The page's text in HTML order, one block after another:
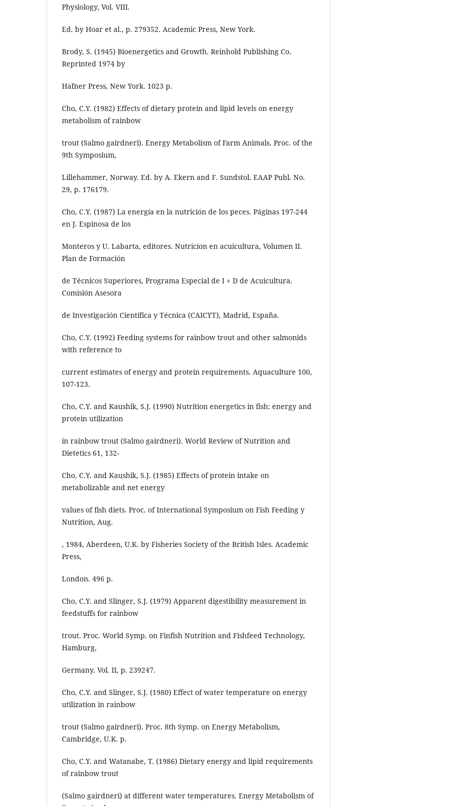
Physiology, Vol. VIII.
Ed. by Hoar et al., p. 279352. Academic Press, New York.
Brody, S. (1945) Bioenergetics and Growth. Reinhold Publishing Co.
Reprinted 1974 by
Hafner Press, New York. 1023 p.
Cho, C.Y. (1982) Effects of dietary protein and lipid levels on energy
metabolism of rainbow
trout (Salmo gairdneri). Energy Metabolism of Farm Animals. Proc. of the
9th Symposium,
Lillehammer, Norway. Ed. by A. Ekern and F. Sundstol. EAAP Publ. No.
29, p. 176179.
Cho, C.Y. (1987) La energía en la nutrición de los peces. Páginas 197-244
en J. Espinosa de los
Monteros y U. Labarta, editores. Nutricíon en acuicultura, Volumen II.
Plan de Formación
de Técnicos Superiores, Programa Especial de I + D de Acuicultura.
Comisión Asesora
de Investigación Científica y Técnica (CAICYT), Madrid, España.
Cho, C.Y. (1992) Feeding systems for rainbow trout and other salmonids
with reference to
current estimates of energy and protein requirements. Aquaculture 100,
107-123.
Cho, C.Y. and Kaushik, S.J. (1990) Nutrition energetics in fish: energy and
protein utilization
in rainbow trout (Salmo gairdneri). World Review of Nutrition and
Dietetics 61, 132-
Cho, C.Y. and Kaushik, S.J. (1985) Effects of protein intake on
metabolizable and net energy
values of fish diets. Proc. of International Symposium on Fish Feeding y
Nutrition, Aug.
, 1984, Aberdeen, U.K. by Fisheries Society of the British Isles. Academic
Press,
London. 496 p.
Cho, C.Y. and Slinger, S.J. (1979) Apparent digestibility measurement in
feedstuffs for rainbow
trout. Proc. World Symp. on Finfish Nutrition and Fishfeed Technology,
Hamburg,
Germany. Vol. II, p. 239247.
Cho, C.Y. and Slinger, S.J. (1980) Effect of water temperature on energy
utilization in rainbow
trout (Salmo gairdneri). Proc. 8th Symp. on Energy Metabolism,
Cambridge, U.K. p.
Cho, C.Y. and Watanabe, T. (1986) Dietary energy and lipid requirements
of rainbow trout
(Salmo gairdneri) at different water temperatures. Energy Metabolism of